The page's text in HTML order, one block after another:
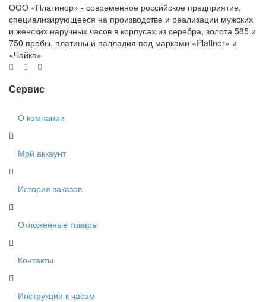
ООО «Платинор» - современное российское предприятие,
специализирующееся на производстве и реализации мужских
и женских наручных часов в корпусах из серебра, золота 585 и
750 пробы, платины и палладия под марками «Platinor» и
«Чайка»
Сервис
О компании
Мой аккаунт
История заказов
Отложенные товары
Контакты
Инструкции к часам